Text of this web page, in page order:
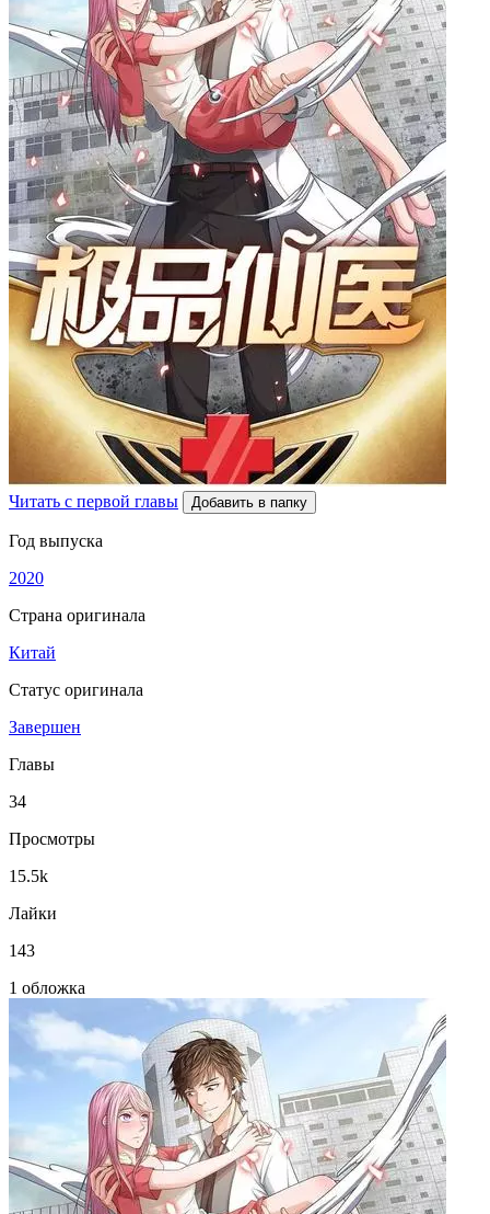
Читать с первой главы Добавить в папку
Год выпуска
2020
Страна оригинала
Китай
Статус оригинала
Завершен
Главы
34
Просмотры
15.5k
Лайки
143
1 обложка